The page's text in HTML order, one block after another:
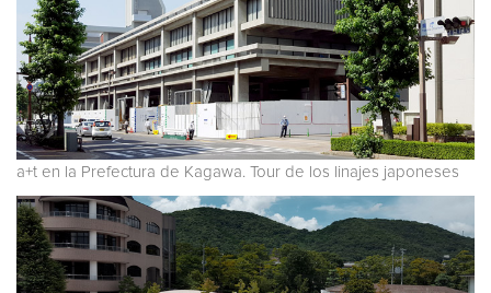
a+t en la Prefectura de Kagawa. Tour de los linajes japoneses